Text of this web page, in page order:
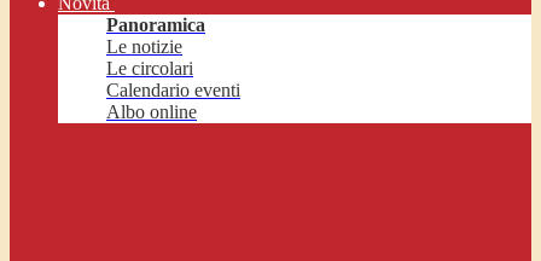
Panoramica
Le notizie
Le circolari
Calendario eventi
Albo online